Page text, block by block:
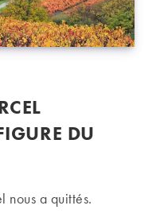
DU
nous a quittés.